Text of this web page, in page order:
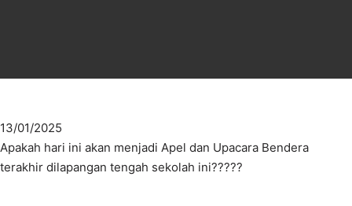
13/01/2025
Apakah hari ini akan menjadi Apel dan Upacara Bendera
terakhir dilapangan tengah sekolah ini?????